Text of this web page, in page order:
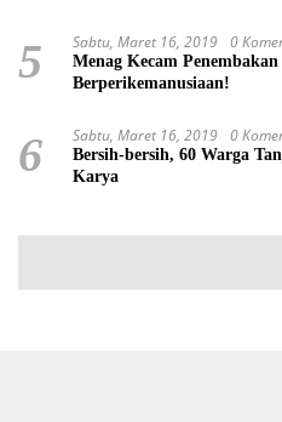
5 Sabtu, Maret 16, 2019 0
Menag Kecam
Berperikemanusiaan!
6 Sabtu, Maret 16, 2019 0
Bersih-bersih, 60 Warga
Karya